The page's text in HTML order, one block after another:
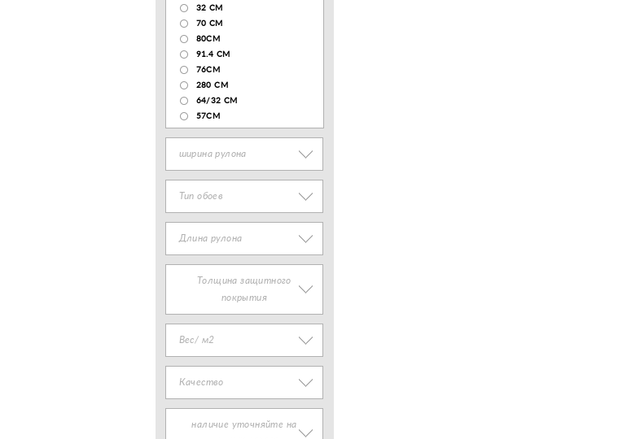
32 СМ
70 CM
80СМ
91.4 СМ
76СМ
280 СМ
64/32 СМ
57СМ
ширина рулона
Тип обоев
Длина рулона
Толщина защитного
покрытия
Вес/ м2
Качество
наличие уточняйте на